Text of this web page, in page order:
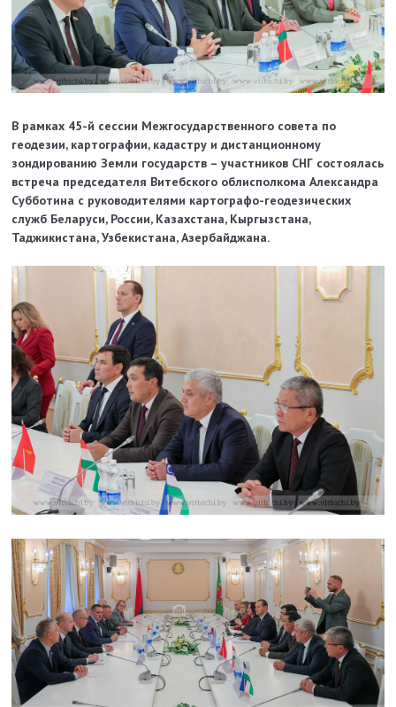
В рамках 45-й сессии Межгосударственного совета по
геодезии, картографии, кадастру и дистанционному
зондированию Земли государств – участников СНГ состоялась
встреча председателя Витебского облисполкома Александра
Субботина с руководителями картографо-геодезических
служб Беларуси, России, Казахстана, Кыргызстана,
Таджикистана, Узбекистана, Азербайджана.